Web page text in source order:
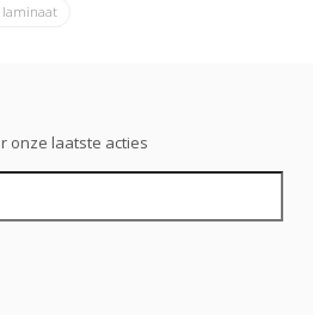
laminaat
onze laatste acties